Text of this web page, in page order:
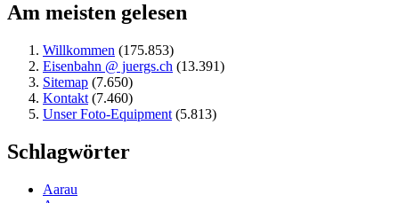
Am meisten gelesen
Willkommen (175.853)
Eisenbahn @ juergs.ch (13.391)
Sitemap (7.650)
Kontakt (7.460)
Unser Foto-Equipment (5.813)
Schlagwörter
Aarau